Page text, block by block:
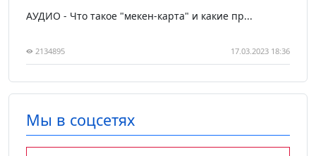
АУДИО - Что такое "мекен-карта" и какие пр...
2134895 17.03.2023 18:36
Мы в соцсетях